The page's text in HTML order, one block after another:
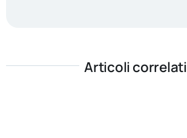
Articoli correlati